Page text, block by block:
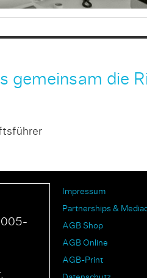
gemeinsam die
Impressum
Partnerships &
AGB Shop
AGB Online
AGB-Print